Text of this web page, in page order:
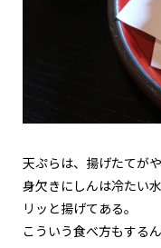
天ぷらは、揚げたてがや
身欠きにしんは冷たい
リッと揚げてある。
こういう食べ方もするん